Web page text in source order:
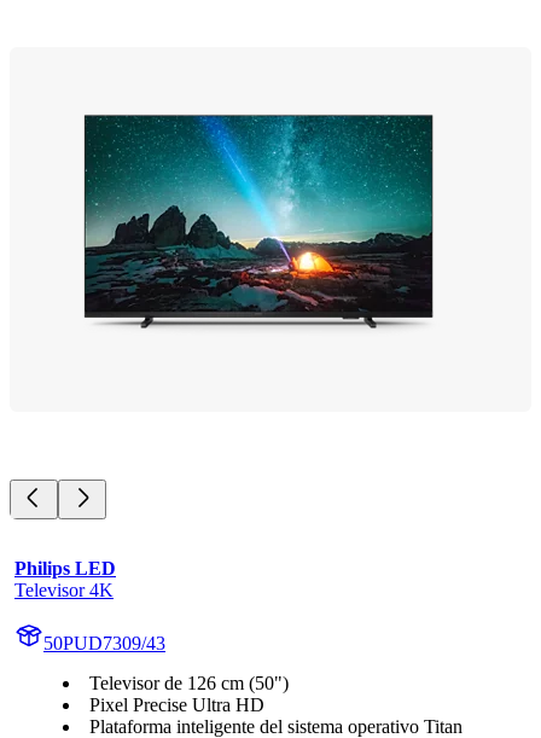
Philips LED
Televisor 4K
50PUD7309/43
Televisor de 126 cm (50")
Pixel Precise Ultra HD
Plataforma inteligente del sistema operativo Titan